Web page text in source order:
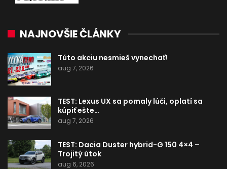
NAJNOVŠIE ČLÁNKY
Túto akciu nesmieš vynechať!
aug 7, 2026
TEST: Lexus UX sa pomaly lúči, oplatí sa
kúpiť ešte…
aug 7, 2026
TEST: Dacia Duster hybrid-G 150 4×4 –
Trojitý útok
aug 6, 2026